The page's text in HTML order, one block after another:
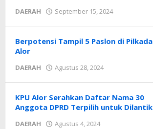
DAERAH September 15, 2024
NTT
Berpotensi Tampil 5 Paslon di Pilkada
Alor
DAERAH Agustus 28, 2024
NTT
KPU Alor Serahkan Daftar Nama 30
Anggota DPRD Terpilih untuk Dilantik
DAERAH Agustus 4, 2024